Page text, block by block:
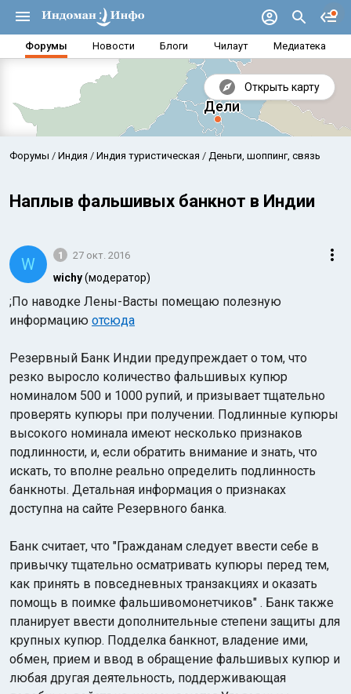
Форумы Новости Блоги Чилаут Медиатека
Открыть карту
Аравийское море
Индийский океан
Форумы Индия Индия туристическая Деньги, шоппинг, связь
Наплыв фальшивых банкнот в Индии
W 1 27 окт. 2016
wichy(модератор)
;По наводке Лены-Васты помещаю полезную
информацию отсюда
Резервный Банк Индии предупреждает о том, что
резко выросло количество фальшивых купюр
номиналом 500 и 1000 рупий, и призывает тщательно
проверять купюры при получении. Подлинные купюры
высокого номинала имеют несколько признаков
подлинности, и, если обратить внимание и знать, что
искать, то вполне реально определить подлинность
банкноты. Детальная информация о признаках
доступна на сайте Резервного банка.
Банк считает, что "Гражданам следует ввести себе в
привычку тщательно осматривать купюры перед тем,
как принять в повседневных транзакциях и оказать
помощь в поимке фальшивомонетчиков" . Банк также
планирует ввести дополнительные степени защиты для
крупных купюр. Подделка банкнот, владение ими,
обмен, прием и ввод в обращение фальшивых купюр и
любая другая деятельность, поддерживающая